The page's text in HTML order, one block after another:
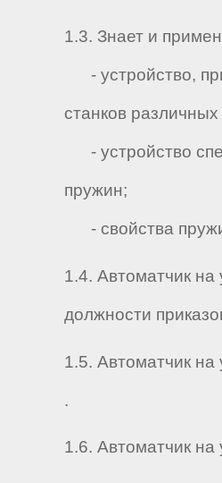
1.3. Знает и
- устройство,
станков различных
- устройство
пружин;
- свойства
1.4. Автоматчик на
должности
1.5. Автоматчик на
.
1.6. Автоматчик на